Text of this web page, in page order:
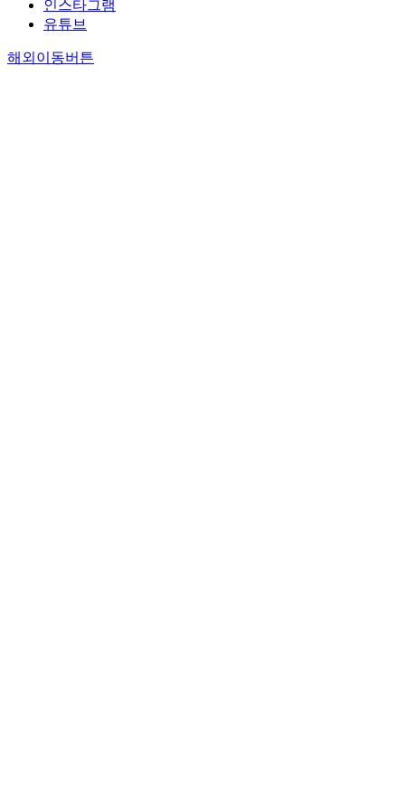
인스타그램
유튜브
해외이동버튼